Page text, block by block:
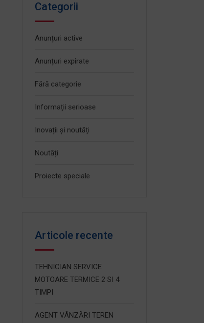
Categorii
Anunțuri active
Anunțuri expirate
Fără categorie
Informații serioase
Inovații și noutăți
Noutăți
Proiecte speciale
Articole recente
TEHNICIAN SERVICE
MOTOARE TERMICE 2 SI 4
TIMPI
AGENT VÂNZĂRI TEREN